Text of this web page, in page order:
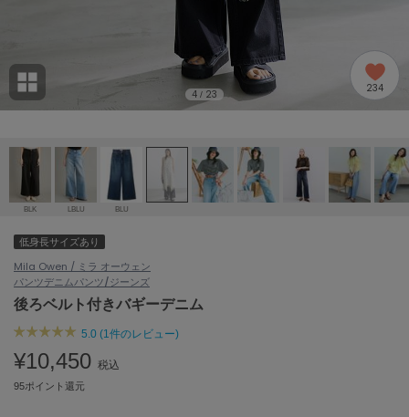
ョン雑貨 (850)
/ランジェリー (127)
ェア (119)
(124)
Ame no chi Hare
アメノチハレ
アモマ
ánuans
アニュアンス
ànuke
アンヌーク
ASICS
アシックス
Ballelite
バレリット
4 / 23 234
BLK LBLU BLU
低身長サイズあり
Mila Owen / ミラ オーウェン
パンツデニムパンツ/ジーンズ
後ろベルト付きバギーデニム
5.0 (1件のレビュー)
¥10,450 税込
95ポイント還元